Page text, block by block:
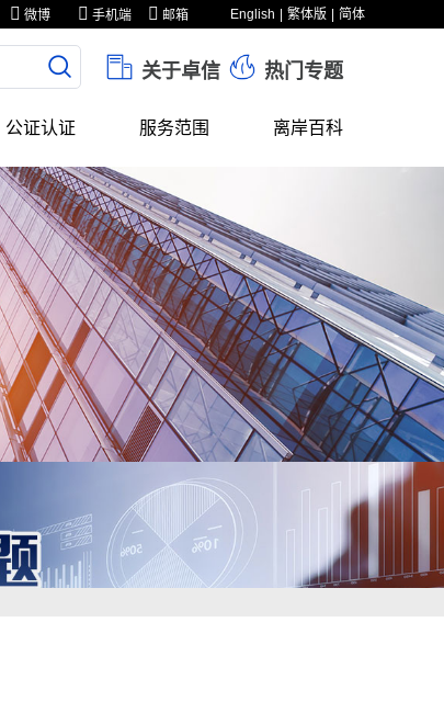
English 繁体版 简体
微博 手机端 邮箱
关于卓信 热门专题
公证认证 服务范围 离岸百科